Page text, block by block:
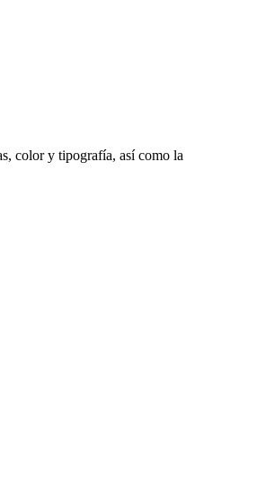
color y tipografía, así como la